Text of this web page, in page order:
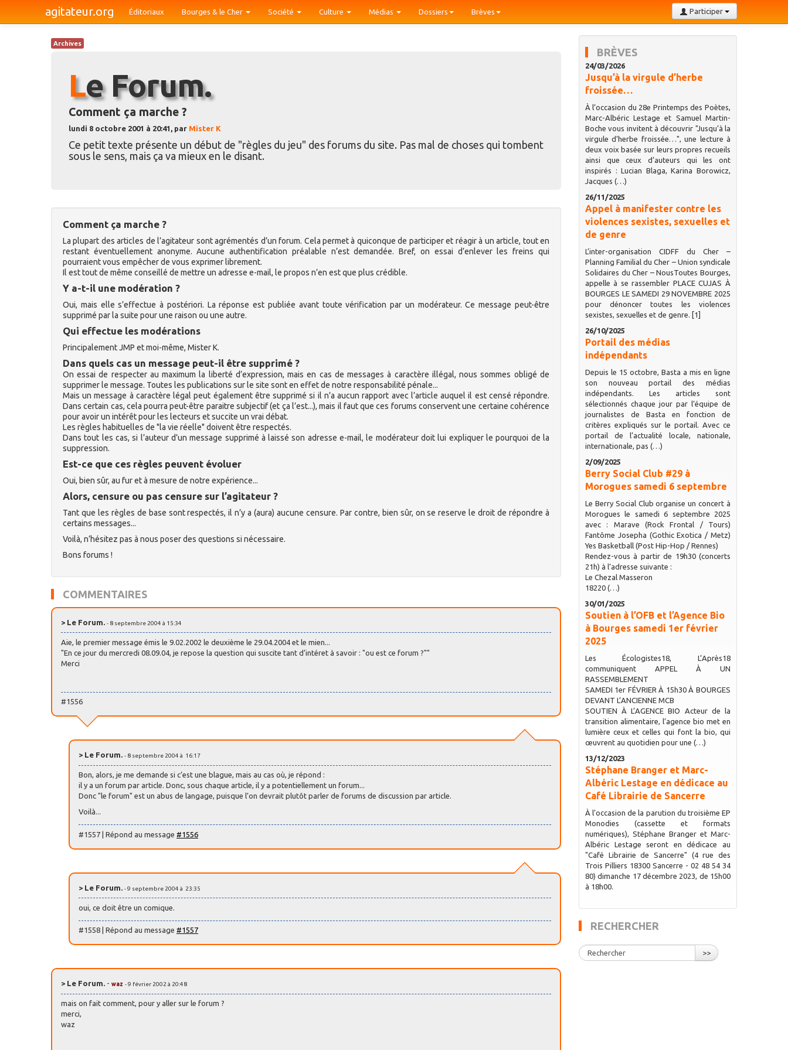
agitateur.org Participer
Éditoriaux Bourges & le Cher Société Culture Médias Dossiers Brèves
Archives
Le Forum.
Comment ça marche ?
lundi 8 octobre 2001 à 20:41, par Mister K
Ce petit texte présente un début de "règles du jeu" des forums du site. Pas mal de choses qui tombent
sous le sens, mais ça va mieux en le disant.
Comment ça marche ?
La plupart des articles de l’agitateur sont agrémentés d’un forum. Cela permet à quiconque de participer et réagir à un article, tout en
restant éventuellement anonyme. Aucune authentification préalable n’est demandée. Bref, on essai d’enlever les freins qui
pourraient vous empêcher de vous exprimer librement.
Il est tout de même conseillé de mettre un adresse e-mail, le propos n’en est que plus crédible.
Y a-t-il une modération ?
Oui, mais elle s’effectue à postériori. La réponse est publiée avant toute vérification par un modérateur. Ce message peut-être
supprimé par la suite pour une raison ou une autre.
Qui effectue les modérations
Principalement JMP et moi-même, Mister K.
Dans quels cas un message peut-il être supprimé ?
On essai de respecter au maximum la liberté d’expression, mais en cas de messages à caractère illégal, nous sommes obligé de
supprimer le message. Toutes les publications sur le site sont en effet de notre responsabilité pénale...
Mais un message à caractère légal peut également être supprimé si il n’a aucun rapport avec l’article auquel il est censé répondre.
Dans certain cas, cela pourra peut-être paraitre subjectif (et ça l’est...), mais il faut que ces forums conservent une certaine cohérence
pour avoir un intérêt pour les lecteurs et succite un vrai débat.
Les règles habituelles de "la vie réelle" doivent être respectés.
Dans tout les cas, si l’auteur d’un message supprimé à laissé son adresse e-mail, le modérateur doit lui expliquer le pourquoi de la
suppression.
Est-ce que ces règles peuvent évoluer
Oui, bien sûr, au fur et à mesure de notre expérience...
Alors, censure ou pas censure sur l’agitateur ?
Tant que les règles de base sont respectés, il n’y a (aura) aucune censure. Par contre, bien sûr, on se reserve le droit de répondre à
certains messages...
Voilà, n’hésitez pas à nous poser des questions si nécessaire.
Bons forums !
COMMENTAIRES
> Le Forum. - 8 septembre 2004 à 15:34
Aie, le premier message émis le 9.02.2002 le deuxième le 29.04.2004 et le mien...
"En ce jour du mercredi 08.09.04, je repose la question qui suscite tant d’intéret à savoir : "ou est ce forum ?""
Merci
#1556
> Le Forum. - 8 septembre 2004 à 16:17
Bon, alors, je me demande si c’est une blague, mais au cas où, je répond :
il y a un forum par article. Donc, sous chaque article, il y a potentiellement un forum...
Donc "le forum" est un abus de langage, puisque l’on devrait plutôt parler de forums de discussion par article.
Voilà...
#1557 | Répond au message #1556
> Le Forum. - 9 septembre 2004 à 23:35
oui, ce doit être un comique.
#1558 | Répond au message #1557
> Le Forum. - waz - 9 février 2002 à 20:48
mais on fait comment, pour y aller sur le forum ?
merci,
waz
BRÈVES
24/03/2026
Jusqu’à la virgule d’herbe
froissée…
À l’occasion du 28e Printemps des Poètes,
Marc-Albéric Lestage et Samuel Martin-
Boche vous invitent à découvrir "Jusqu’à la
virgule d’herbe froissée…", une lecture à
deux voix basée sur leurs propres recueils
ainsi que ceux d’auteurs qui les ont
inspirés : Lucian Blaga, Karina Borowicz,
Jacques (…)
26/11/2025
Appel à manifester contre les
violences sexistes, sexuelles et
de genre
L’inter-organisation CIDFF du Cher –
Planning Familial du Cher – Union syndicale
Solidaires du Cher – NousToutes Bourges,
appelle à se rassembler PLACE CUJAS À
BOURGES LE SAMEDI 29 NOVEMBRE 2025
pour dénoncer toutes les violences
sexistes, sexuelles et de genre. [1]
26/10/2025
Portail des médias
indépendants
Depuis le 15 octobre, Basta a mis en ligne
son nouveau portail des médias
indépendants. Les articles sont
sélectionnés chaque jour par l’équipe de
journalistes de Basta en fonction de
critères expliqués sur le portail. Avec ce
portail de l’actualité locale, nationale,
internationale, pas (…)
2/09/2025
Berry Social Club #29 à
Morogues samedi 6 septembre
Le Berry Social Club organise un concert à
Morogues le samedi 6 septembre 2025
avec : Marave (Rock Frontal / Tours)
Fantôme Josepha (Gothic Exotica / Metz)
Yes Basketball (Post Hip-Hop / Rennes)
Rendez-vous à partir de 19h30 (concerts
21h) à l’adresse suivante :
Le Chezal Masseron
18220 (…)
30/01/2025
Soutien à l’OFB et l’Agence Bio
à Bourges samedi 1er février
2025
Les Écologistes18, L’Après18
communiquent APPEL À UN
RASSEMBLEMENT
SAMEDI 1er FÉVRIER À 15h30 À BOURGES
DEVANT L’ANCIENNE MCB
SOUTIEN À L’AGENCE BIO Acteur de la
transition alimentaire, l’agence bio met en
lumière ceux et celles qui font la bio, qui
œuvrent au quotidien pour une (…)
13/12/2023
Stéphane Branger et Marc-
Albéric Lestage en dédicace au
Café Librairie de Sancerre
À l’occasion de la parution du troisième EP
Monodies (cassette et formats
numériques), Stéphane Branger et Marc-
Albéric Lestage seront en dédicace au
"Café Librairie de Sancerre" (4 rue des
Trois Pilliers 18300 Sancerre - 02 48 54 34
80) dimanche 17 décembre 2023, de 15h00
à 18h00.
RECHERCHER
>>